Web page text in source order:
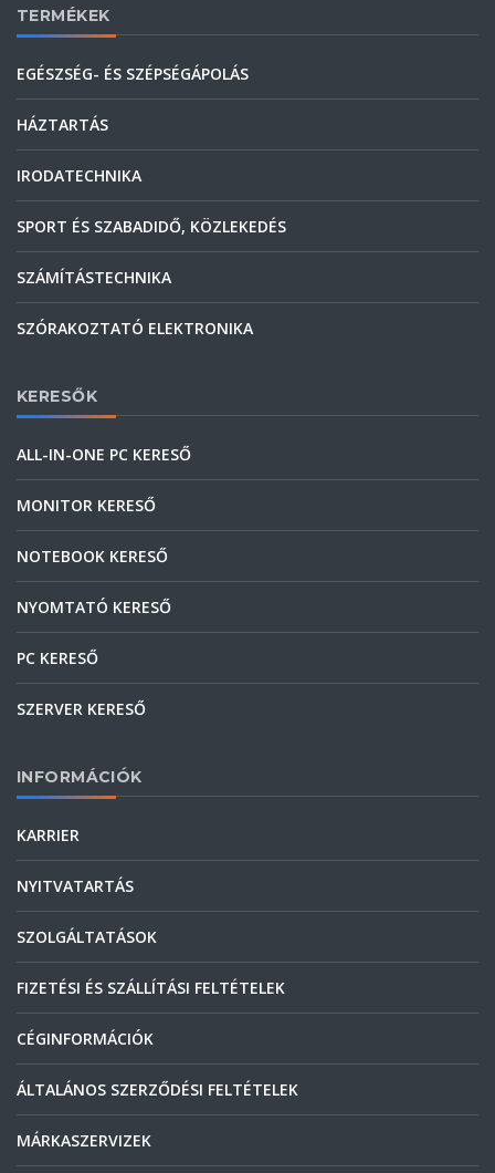
TERMÉKEK
EGÉSZSÉG- ÉS SZÉPSÉGÁPOLÁS
HÁZTARTÁS
IRODATECHNIKA
SPORT ÉS SZABADIDŐ, KÖZLEKEDÉS
SZÁMÍTÁSTECHNIKA
SZÓRAKOZTATÓ ELEKTRONIKA
KERESŐK
ALL-IN-ONE PC KERESŐ
MONITOR KERESŐ
NOTEBOOK KERESŐ
NYOMTATÓ KERESŐ
PC KERESŐ
SZERVER KERESŐ
INFORMÁCIÓK
KARRIER
NYITVATARTÁS
SZOLGÁLTATÁSOK
FIZETÉSI ÉS SZÁLLÍTÁSI FELTÉTELEK
CÉGINFORMÁCIÓK
ÁLTALÁNOS SZERZŐDÉSI FELTÉTELEK
MÁRKASZERVIZEK